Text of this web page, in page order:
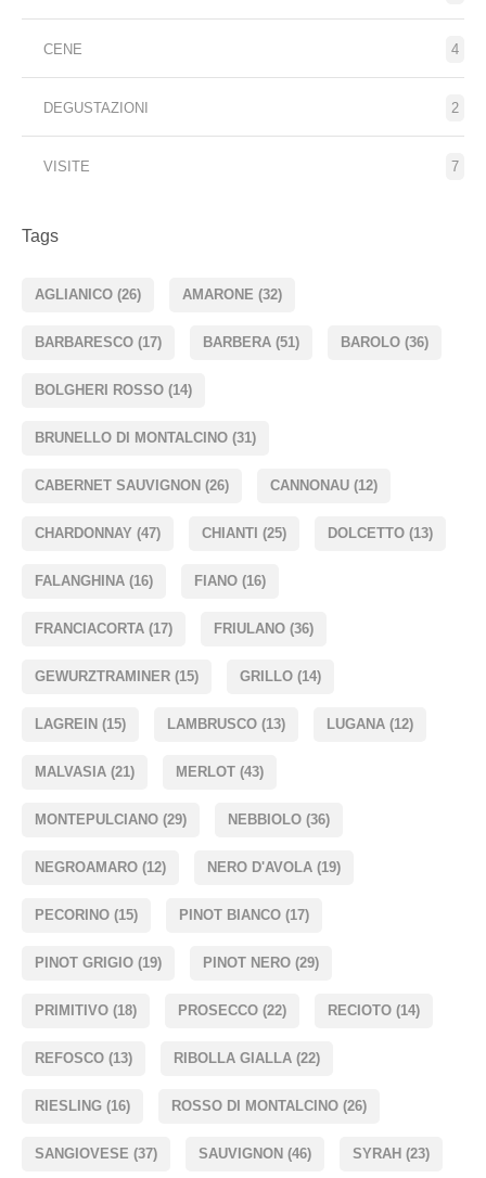
CENE 4
DEGUSTAZIONI 2
VISITE 7
Tags
AGLIANICO (26) AMARONE (32)
BARBARESCO (17) BARBERA (51) BAROLO (36)
BOLGHERI ROSSO (14)
BRUNELLO DI MONTALCINO (31)
CABERNET SAUVIGNON (26) CANNONAU (12)
CHARDONNAY (47) CHIANTI (25) DOLCETTO (13)
FALANGHINA (16) FIANO (16)
FRANCIACORTA (17) FRIULANO (36)
GEWURZTRAMINER (15) GRILLO (14)
LAGREIN (15) LAMBRUSCO (13) LUGANA (12)
MALVASIA (21) MERLOT (43)
MONTEPULCIANO (29) NEBBIOLO (36)
NEGROAMARO (12) NERO D'AVOLA (19)
PECORINO (15) PINOT BIANCO (17)
PINOT GRIGIO (19) PINOT NERO (29)
PRIMITIVO (18) PROSECCO (22) RECIOTO (14)
REFOSCO (13) RIBOLLA GIALLA (22)
RIESLING (16) ROSSO DI MONTALCINO (26)
SANGIOVESE (37) SAUVIGNON (46) SYRAH (23)